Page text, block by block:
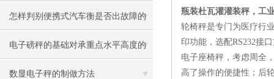
怎样判别便携式汽车衡是否出故障的
方法
电子磅秤的基础对承重点水平高度的
要求
数显电子秤的制做方法
瓶装杜瓦灌灌装秤，工
轮椅秤是专门为医疗行
印功能，选配RS232接
电子座椅秤，考虑周全
高了操作的便捷性；后